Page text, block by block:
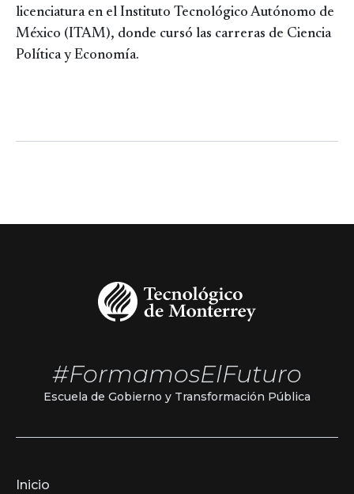
licenciatura en el Instituto Tecnológico Autónomo de
México (ITAM), donde cursó las carreras de Ciencia
Política y Economía.
#FormamosElFuturo
Escuela de Gobierno y Transformación Pública
Inicio